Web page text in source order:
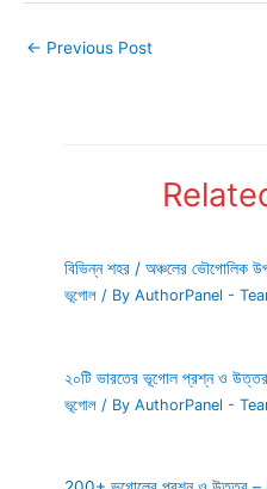
← Previous Post
বিভিন্ন শহর / অঞ্চলের ভৌগোলিক
ভূগোল / ByAuthorPanel -
২০টি ভারতের ভূগোল প্রশ্ন ও
ভূগোল / ByAuthorPanel -